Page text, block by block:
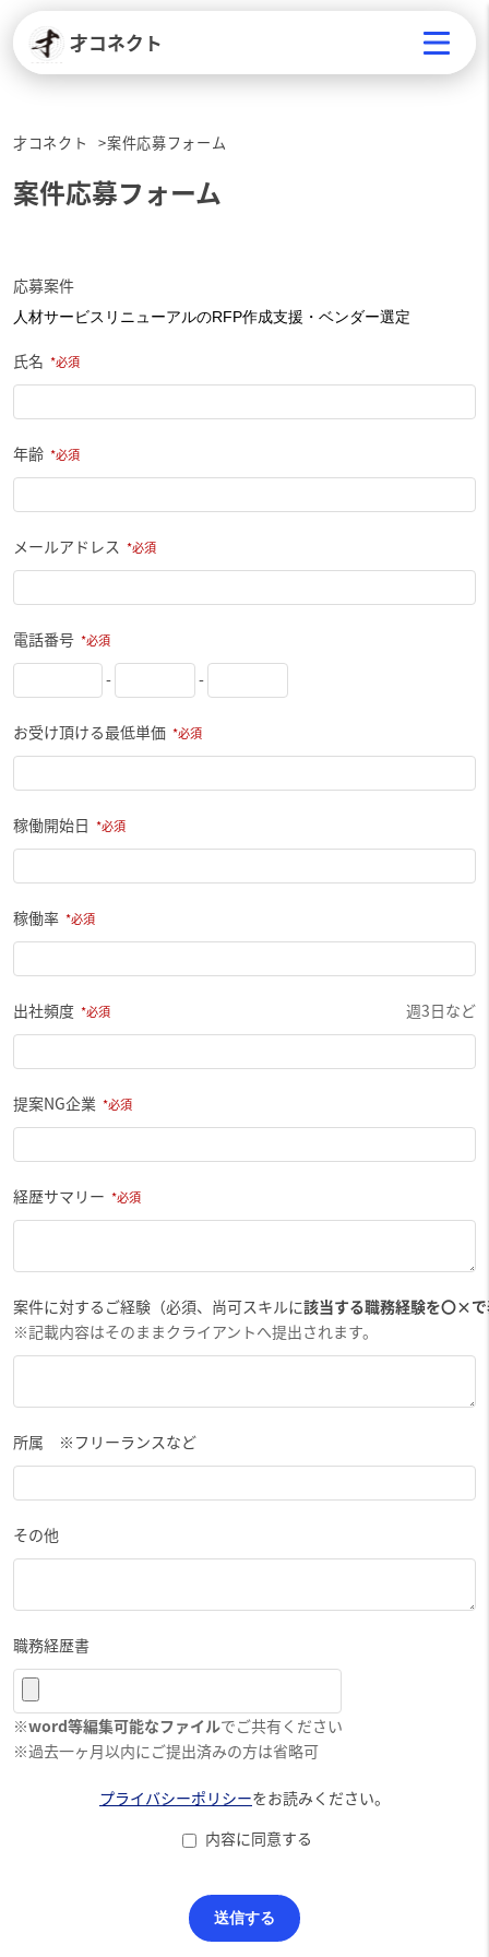
才コネクト
才コネクト 案件応募フォーム
案件応募フォーム
応募案件
氏名
年齢
メールアドレス
電話番号
-
-
お受け頂ける最低単価
稼働開始日
稼働率
出社頻度 週3日など
提案NG企業
経歴サマリー
案件に対するご経験（必須、尚可スキルに該当する職務経験を〇×
※記載内容はそのままクライアントへ提出されます。
所属 ※フリーランスなど
その他
職務経歴書
※word等編集可能なファイルでご共有ください
※過去一ヶ月以内にご提出済みの方は省略可
プライバシーポリシーをお読みください。
内容に同意する